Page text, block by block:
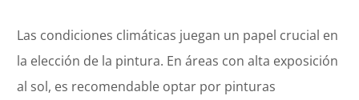
Las condiciones climáticas juegan un papel crucial en
la elección de la pintura. En áreas con alta exposición
al sol, es recomendable optar por pinturas